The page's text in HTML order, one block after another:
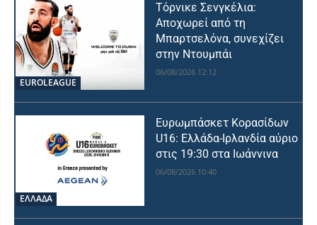
EUROLEAGUE
Τόρνικε Σενγκέλια:
Αποχωρεί από τη
Μπαρτσελόνα, συνεχίζει
στην Ντουμπάι
06/08/2026 12:12
ΕΛΛΑΔΑ
Ευρωμπάσκετ Κορασίδων
U16: Ελλάδα-Ιρλανδία αύριο
στις 19:30 στα Ιωάννινα
06/08/2026 10:40